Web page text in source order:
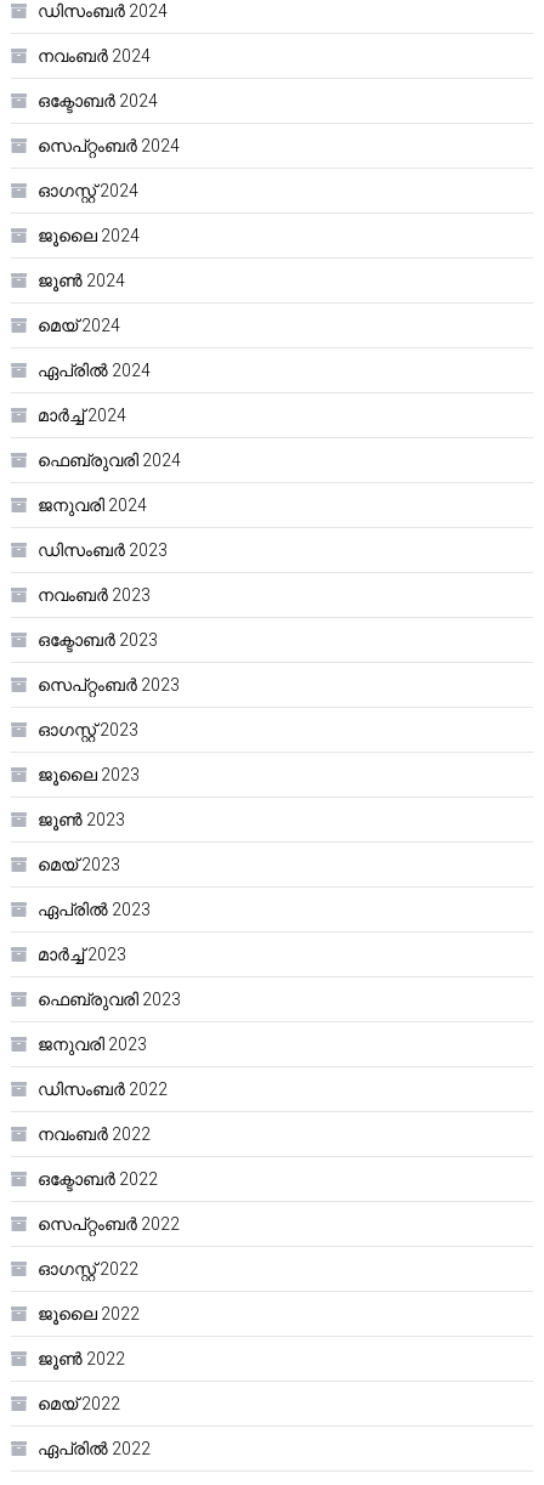
ഡിസംബർ 2024
നവംബർ 2024
ഒക്ടോബർ 2024
സെപ്റ്റംബർ 2024
ഓഗസ്റ്റ്‌ 2024
ജൂലൈ 2024
ജൂൺ 2024
മെയ്‌ 2024
ഏപ്രിൽ 2024
മാർച്ച്‌ 2024
ഫെബ്രുവരി 2024
ജനുവരി 2024
ഡിസംബർ 2023
നവംബർ 2023
ഒക്ടോബർ 2023
സെപ്റ്റംബർ 2023
ഓഗസ്റ്റ്‌ 2023
ജൂലൈ 2023
ജൂൺ 2023
മെയ്‌ 2023
ഏപ്രിൽ 2023
മാർച്ച്‌ 2023
ഫെബ്രുവരി 2023
ജനുവരി 2023
ഡിസംബർ 2022
നവംബർ 2022
ഒക്ടോബർ 2022
സെപ്റ്റംബർ 2022
ഓഗസ്റ്റ്‌ 2022
ജൂലൈ 2022
ജൂൺ 2022
മെയ്‌ 2022
ഏപ്രിൽ 2022